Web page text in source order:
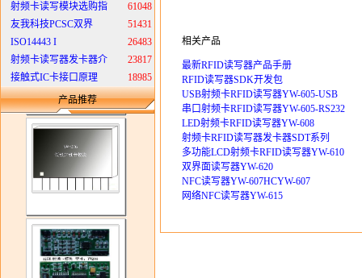
射频卡读写模块选购指
61048
友我科技PCSC双界
51431
ISO14443 I
26483
射频卡读写器发卡器介
23817
接触式IC卡接口原理
18985
产品推荐
相关产品
最新RFID读写器产品手册
RFID读写器SDK开发包
USB射频卡RFID读写器YW-605-USB
串口射频卡RFID读写器YW-605-RS232
LED射频卡RFID读写器YW-608
射频卡RFID读写器发卡器SDT系列
多功能LCD射频卡RFID读写器YW-610
双界面读写器YW-620
NFC读写器YW-607HCYW-607
网络NFC读写器YW-615